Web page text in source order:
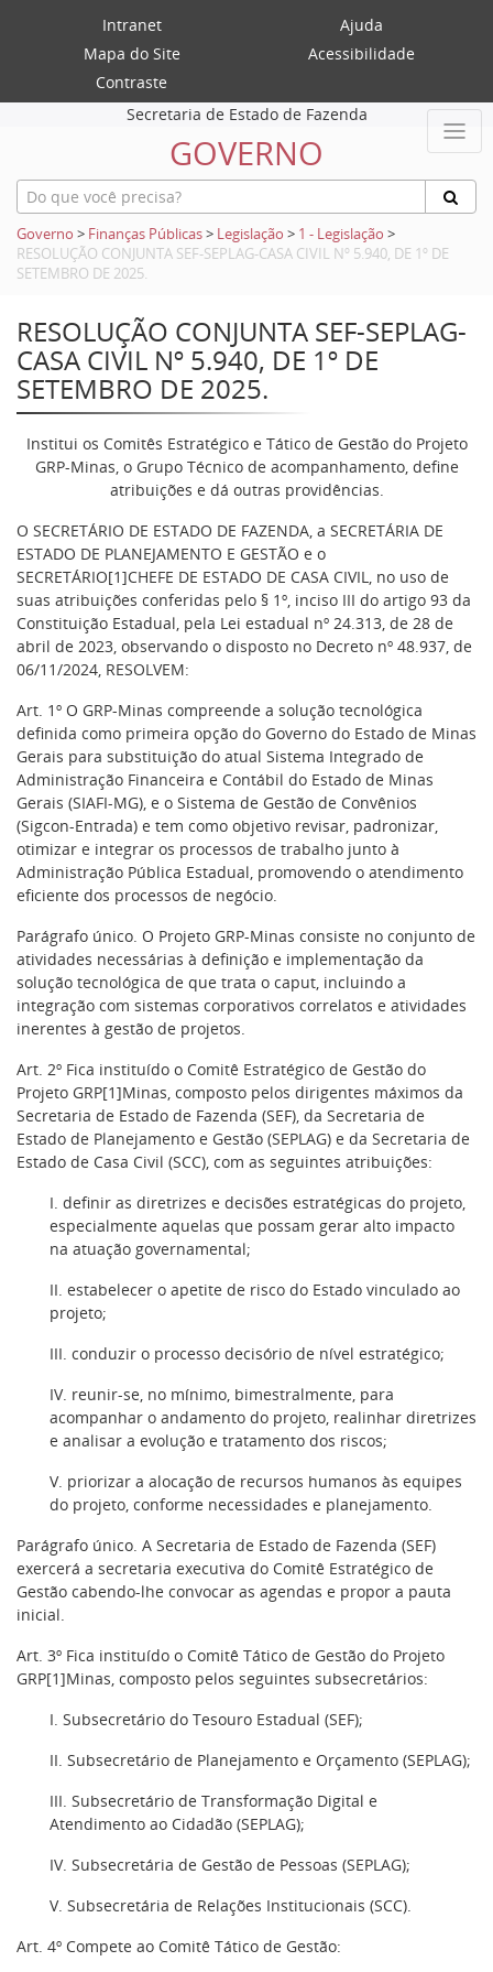
Intranet
Ajuda
Mapa do Site
Acessibilidade
Contraste
Secretaria de Estado de Fazenda
GOVERNO
Governo > Finanças Públicas> Legislação > 1 - Legislação >
RESOLUÇÃO CONJUNTA SEF-SEPLAG-CASA CIVIL Nº 5.940, DE 1º DE
SETEMBRO DE 2025.
RESOLUÇÃO CONJUNTA SEF-SEPLAG-
CASA CIVIL Nº 5.940, DE 1º DE
SETEMBRO DE 2025.
Institui os Comitês Estratégico e Tático de Gestão do Projeto
GRP-Minas, o Grupo Técnico de acompanhamento, define
atribuições e dá outras providências.
O SECRETÁRIO DE ESTADO DE FAZENDA, a SECRETÁRIA DE
ESTADO DE PLANEJAMENTO E GESTÃO e o
SECRETÁRIO[1]CHEFE DE ESTADO DE CASA CIVIL, no uso de
suas atribuições conferidas pelo § 1º, inciso III do artigo 93 da
Constituição Estadual, pela Lei estadual nº 24.313, de 28 de
abril de 2023, observando o disposto no Decreto nº 48.937, de
06/11/2024, RESOLVEM:
Art. 1º O GRP-Minas compreende a solução tecnológica
definida como primeira opção do Governo do Estado de Minas
Gerais para substituição do atual Sistema Integrado de
Administração Financeira e Contábil do Estado de Minas
Gerais (SIAFI-MG), e o Sistema de Gestão de Convênios
(Sigcon-Entrada) e tem como objetivo revisar, padronizar,
otimizar e integrar os processos de trabalho junto à
Administração Pública Estadual, promovendo o atendimento
eficiente dos processos de negócio.
Parágrafo único. O Projeto GRP-Minas consiste no conjunto de
atividades necessárias à definição e implementação da
solução tecnológica de que trata o caput, incluindo a
integração com sistemas corporativos correlatos e atividades
inerentes à gestão de projetos.
Art. 2º Fica instituído o Comitê Estratégico de Gestão do
Projeto GRP[1]Minas, composto pelos dirigentes máximos da
Secretaria de Estado de Fazenda (SEF), da Secretaria de
Estado de Planejamento e Gestão (SEPLAG) e da Secretaria de
Estado de Casa Civil (SCC), com as seguintes atribuições:
I. definir as diretrizes e decisões estratégicas do projeto,
especialmente aquelas que possam gerar alto impacto
na atuação governamental;
II. estabelecer o apetite de risco do Estado vinculado ao
projeto;
III. conduzir o processo decisório de nível estratégico;
IV. reunir-se, no mínimo, bimestralmente, para
acompanhar o andamento do projeto, realinhar diretrizes
e analisar a evolução e tratamento dos riscos;
V. priorizar a alocação de recursos humanos às equipes
do projeto, conforme necessidades e planejamento.
Parágrafo único. A Secretaria de Estado de Fazenda (SEF)
exercerá a secretaria executiva do Comitê Estratégico de
Gestão cabendo-lhe convocar as agendas e propor a pauta
inicial.
Art. 3º Fica instituído o Comitê Tático de Gestão do Projeto
GRP[1]Minas, composto pelos seguintes subsecretários:
I. Subsecretário do Tesouro Estadual (SEF);
II. Subsecretário de Planejamento e Orçamento (SEPLAG);
III. Subsecretário de Transformação Digital e
Atendimento ao Cidadão (SEPLAG);
IV. Subsecretária de Gestão de Pessoas (SEPLAG);
V. Subsecretária de Relações Institucionais (SCC).
Art. 4º Compete ao Comitê Tático de Gestão: